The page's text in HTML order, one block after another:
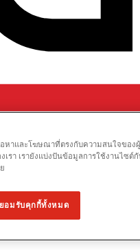
หาและโฆษณาที่ตรงกับความสนใจของ
รา เรายังแบ่งปันข้อมูลการใช้งานไซต์
ยอมรับคุกกี้ทั้งหมด